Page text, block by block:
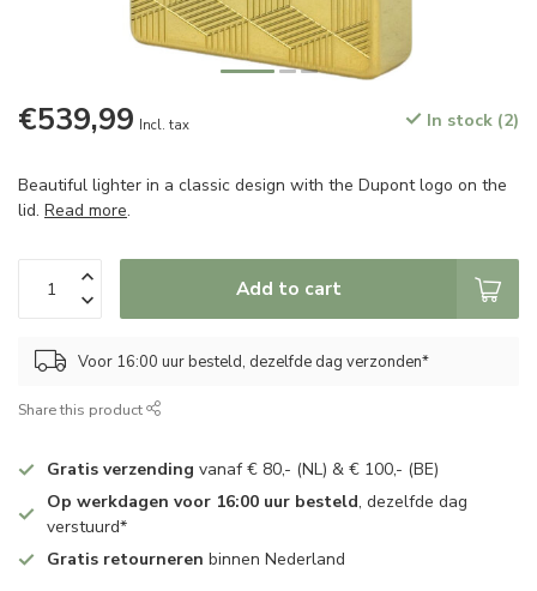
€539,99 Incl. tax In stock (2)
Beautiful lighter in a classic design with the Dupont logo on the
lid. Read more.
Add to cart
Voor 16:00 uur besteld, dezelfde dag verzonden*
Share this product
Gratis verzending vanaf € 80,- (NL) & € 100,- (BE)
Op werkdagen voor 16:00 uur besteld, dezelfde dag
verstuurd*
Gratis retourneren binnen Nederland